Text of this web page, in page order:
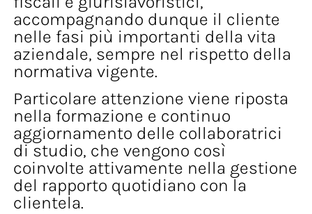
accompagnando dunque il cliente
nelle fasi più importanti della vita
aziendale, sempre nel rispetto della
normativa vigente.
Particolare attenzione viene riposta
nella formazione e continuo
aggiornamento delle collaboratrici
di studio, che vengono così
coinvolte attivamente nella gestione
del rapporto quotidiano con la
clientela.